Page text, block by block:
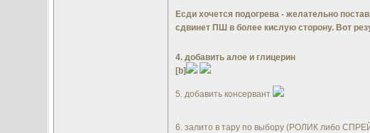
Есди хочется подогрева - желательно
сдвинет ПШ в более кислую сторону. Вот
4. добавить алое и глицерин
[b]
5. добавить консервант
6. залито в тару по выбору (РОЛИК либо